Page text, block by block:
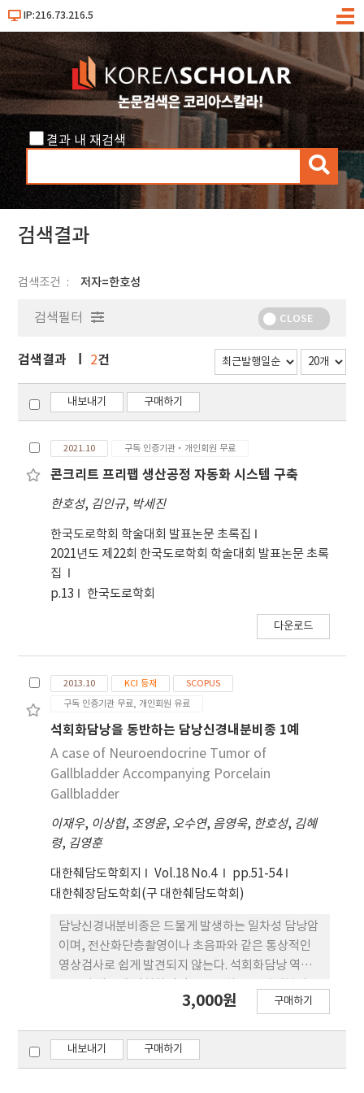
IP:216.73.216.5
메
결과 내 재검색
검
색
검색결과
검색조건 저자=한호성
검색필터 CLOSE
검색결과 2건
내보내기 구매하기
2021.10 구독 인증기관·개인회원 무료
콘크리트 프리팹 생산공정 자동화 시스템 구축
한호성, 김인규, 박세진
한국도로학회 학술대회 발표논문 초록집
2021년도 제22회 한국도로학회 학술대회 발표논문 초록
집
p.13
한국도로학회
다운로드
2013.10 KCI 등재
SCOPUS
구독 인증기관 무료, 개인회원 유료
석회화담낭을 동반하는 담낭신경내분비종 1예
A case of Neuroendocrine Tumor of
Gallbladder Accompanying Porcelain
Gallbladder
이재우, 이상협, 조영윤, 오수연, 음영욱, 한호성, 김혜
령, 김영훈
대한췌담도학회지 Vol.18 No.4
pp.51-54
대한췌장담도학회(구 대한췌담도학회)
담낭신경내분비종은 드물게 발생하는 일차성 담낭암
이며, 전산화단층촬영이나 초음파와 같은 통상적인
영상검사로 쉽게 발견되지 않는다. 석회화담낭 역시
은 매우 희귀하다. 명치부위 통증을 주소로 내원한 75
엽성 종괴가 발견되어 확대 담낭절제술을 시행하였
고, 최종 병리소견으로 담낭신경내분비종과 석회화
3,000원 구매하기
내보내기 구매하기